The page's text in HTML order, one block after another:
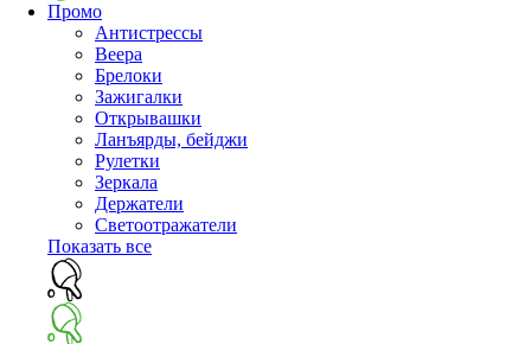
Промо
Антистрессы
Веера
Брелоки
Зажигалки
Открывашки
Ланъярды, бейджи
Рулетки
Зеркала
Держатели
Светоотражатели
Показать все